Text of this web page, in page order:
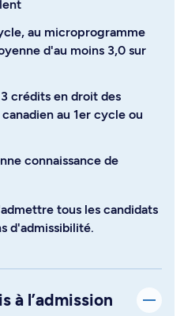
au microprogramme
d'au moins 3,0 sur
crédits en droit des
au 1er cycle ou
connaissance de
tous les candidats
d'admissibilité.
à l’admission